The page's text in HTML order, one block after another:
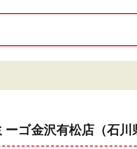
ーゴ金沢有松店（石